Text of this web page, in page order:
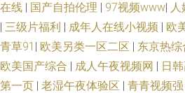
在线 | 国产自拍伦理 | 97视频www| 人
| 三级片福利 | 成年人在线小视频 | 欧
青草91 | 欧美另类一区二区 | 东京热综
欧美国产综合 | 成人午夜视频网 | 日
第一页 | 老湿午夜体验区 | 青青视频强